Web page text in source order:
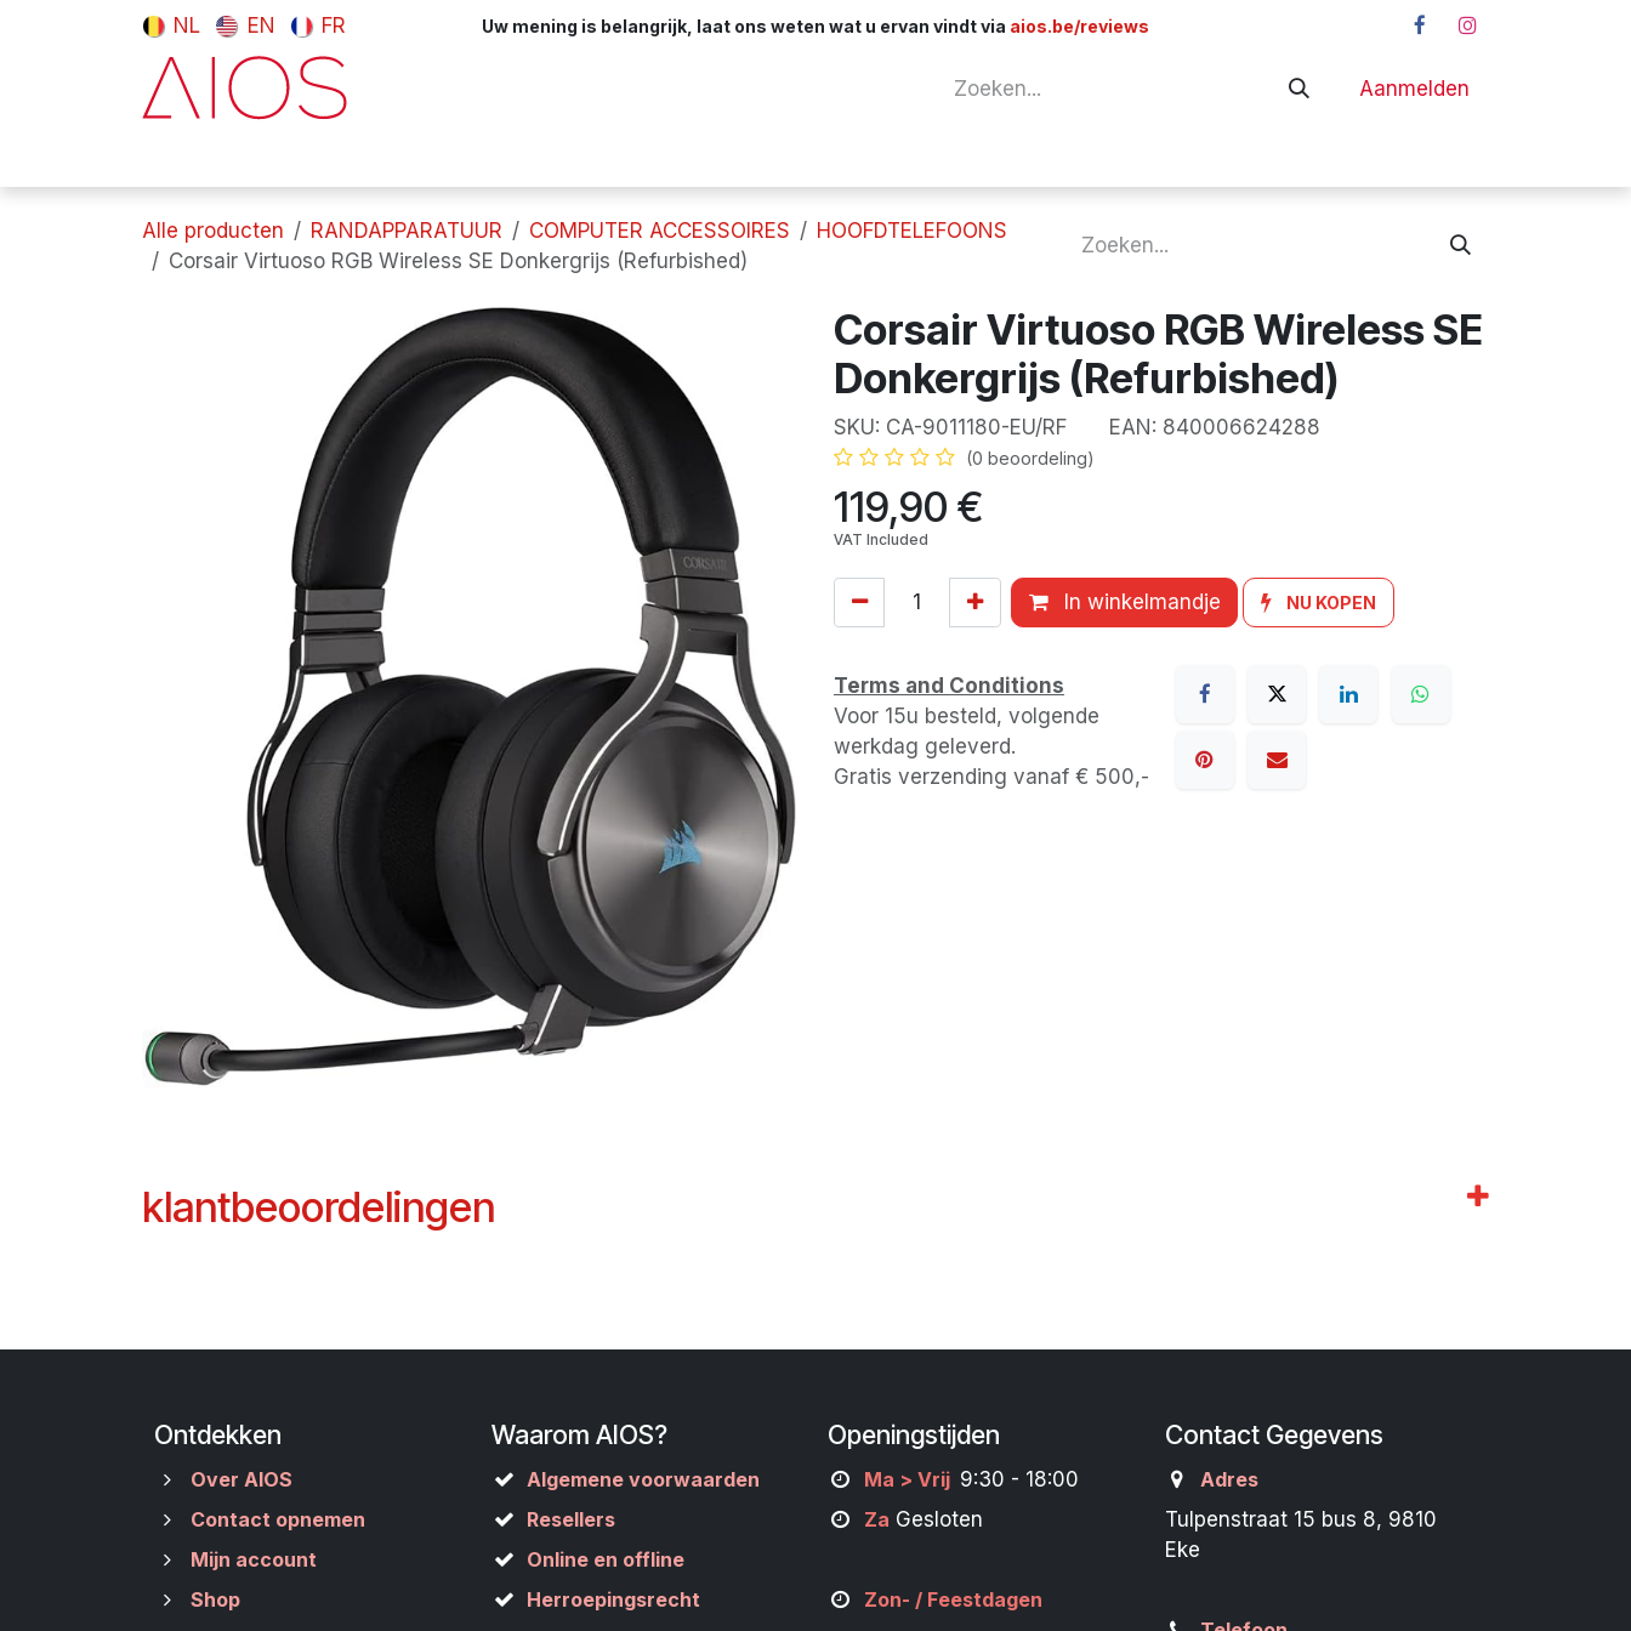
Overslaan naar inhoud
NL EN FR Uw mening is belangrijk, laat ons weten wat u ervan vindt via aios.be/reviews
Aanmelden
Alle producten RANDAPPARATUUR COMPUTER ACCESSOIRES
HOOFDTELEFOONS
Corsair Virtuoso RGB Wireless SE Donkergrijs (Refurbished)
Corsair Virtuoso RGB Wireless SE
Donkergrijs (Refurbished)
SKU: CA-9011180-EU/RF EAN: 840006624288
(0 beoordeling)
119,90 €
VAT Included
In winkelmandje NU KOPEN
Terms and Conditions
Voor 15u besteld, volgende
werkdag geleverd.
Gratis verzending vanaf € 500,-
klantbeoordelingen
Ontdekken
Over AIOS
Contact opnemen
Mijn account
Shop
Waarom AIOS?
Algemene voorwaarden
Resellers
Online en offline
Herroepingsrecht
Openingstijden
Ma > Vrij 9:30 - 18:00
Za Gesloten
Zon- / Feestdagen
Contact Gegevens
Adres
Tulpenstraat 15 bus 8, 9810
Eke